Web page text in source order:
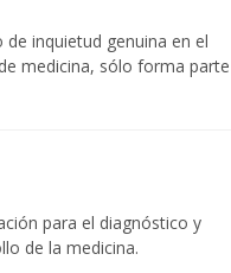
inquietud genuina en el
medicina, sólo forma parte
para el diagnóstico y
de la medicina.